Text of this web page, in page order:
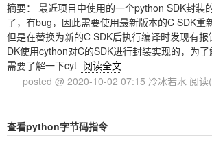
摘要： 最近项目中使用的一个python SDK封装
了，有bug，因此需要使用最新版本的C SDK重
但是在替换为新的C SDK后执行编译时发现有
DK使用cython对C的SDK进行封装实现的，为
需要了解一下cyt 阅读全文
posted @ 2020-10-02 07:15 冷冰若水 阅读
查看python字节码指令